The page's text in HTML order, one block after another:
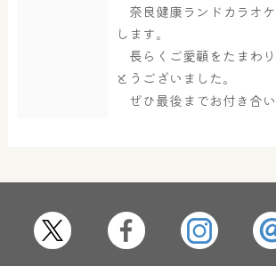
奈良健康ランドカラオ
します。
長らくご愛顧をたまわ
とうございました。
ぜひ最後までお付き合い